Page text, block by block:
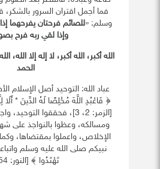
فما أجمل اقتران السرور بالشكر،
وسلم: «للصائم فرحتان يفرحهما
وإذا لقي ربه فرح
الله أكبر، الله أكبر، لا إله إلا الله،
الحمد
عباد الله: التوحيد أصل الإسلام
﴿ فَاعْبُدِ اللَّهَ مُخْلِصًا لَهُ الدِّينَ * أَلَا
[الزمر: 2، 3]، فحققوا
ومسالكه، وعظوا بالنواجذ على
الإخلاص، واعملوا بمقتضاها،
نبيكم صلى الله عليه وسلم
تَهْتَدُوا ﴾ [النور: 54].